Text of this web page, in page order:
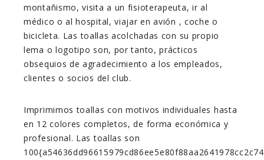
montañismo, visita a un fisioterapeuta, ir al
médico o al hospital, viajar en avión , coche o
bicicleta. Las toallas acolchadas con su propio
lema o logotipo son, por tanto, prácticos
obsequios de agradecimiento a los empleados,
clientes o socios del club.
Imprimimos toallas con motivos individuales hasta
en 12 colores completos, de forma económica y
profesional. Las toallas son